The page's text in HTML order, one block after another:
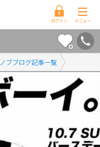
ノブブログ記事一覧